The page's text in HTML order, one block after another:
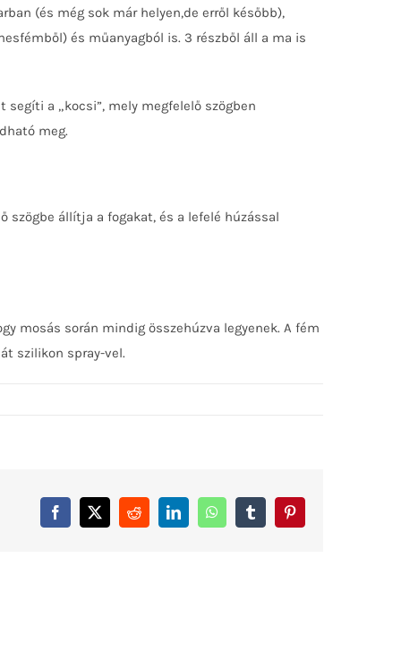
(és még sok már helyen,de erről később),
és műanyagból is. 3 részből áll a ma is
a „kocsi”, mely megfelelő szögben
meg.
szögbe állítja a fogakat, és a lefelé húzással
mosás során mindig összehúzva legyenek. A fém
szilikon spray-vel.
Facebook
X RedditLinkedInWhatsAppTumblrPinterest